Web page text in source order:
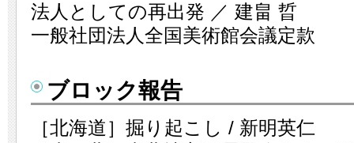
法人としての再出発 ／ 建畠 晢
一般社団法人全国美術館会議定款
ブロック報告
［北海道］掘り起こし / 新明英仁